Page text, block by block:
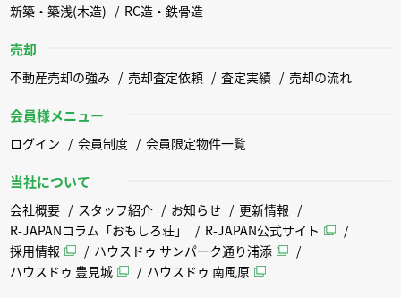
新築・築浅(木造)
RC造・鉄骨造
売却
不動産売却の強み 売却査定依頼 査定実績 売却の流れ
会員様メニュー
ログイン 会員制度 会員限定物件一覧
当社について
会社概要 スタッフ紹介 お知らせ
更新情報
R-JAPANコラム「おもしろ荘」
R-JAPAN公式サイト
採用情報
ハウスドゥ サンパーク通り浦添
ハウスドゥ 豊見城
ハウスドゥ 南風原